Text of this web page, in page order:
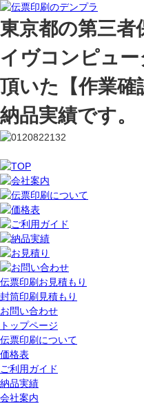
東京都の第三者
イヴコンピュー
頂いた【作業確
納品実績です。
伝票印刷お見積もり
封筒印刷見積もり
お問い合わせ
トップページ
伝票印刷について
価格表
ご利用ガイド
納品実績
会社案内